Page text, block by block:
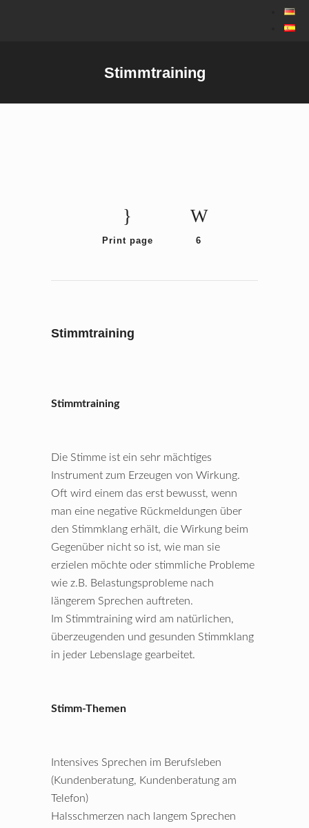
Stimmtraining
Print page 6
Stimmtraining
Stimmtraining
Die Stimme ist ein sehr mächtiges
Instrument zum Erzeugen von Wirkung.
Oft wird einem das erst bewusst, wenn
man eine negative Rückmeldungen über
den Stimmklang erhält, die Wirkung beim
Gegenüber nicht so ist, wie man sie
erzielen möchte oder stimmliche Probleme
wie z.B. Belastungsprobleme nach
längerem Sprechen auftreten.
Im Stimmtraining wird am natürlichen,
überzeugenden und gesunden Stimmklang
in jeder Lebenslage gearbeitet.
Stimm-Themen
Intensives Sprechen im Berufsleben
(Kundenberatung, Kundenberatung am
Telefon)
Halsschmerzen nach langem Sprechen